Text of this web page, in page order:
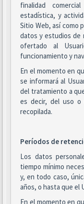
finalidad
estadística, y
Sitio Web, así como
datos y estudios de
ofertado al
funcionamiento y
En el momento en
se informará al
del tratamiento a
es decir, del uso o
recopilada.
Períodos de
Los datos
tiempo mínimo
y, en todo caso,
años, o hasta que el
En el momento en